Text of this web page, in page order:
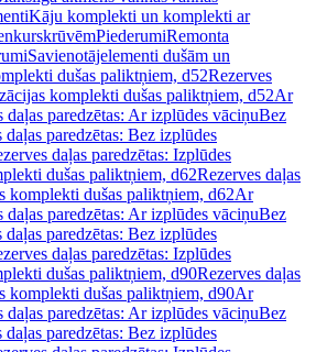
Kāju komplekti un komplekti ar
PiederumiRemonta
Savienotājelementi dušām un
dušas paliktņiem, d52Rezerves
komplekti dušas paliktņiem, d52Ar
daļas paredzētas: Ar izplūdes vāciņuBez
daļas paredzētas: Bez izplūdes
daļas paredzētas: Izplūdes
dušas paliktņiem, d62Rezerves daļas
komplekti dušas paliktņiem, d62Ar
daļas paredzētas: Ar izplūdes vāciņuBez
daļas paredzētas: Bez izplūdes
daļas paredzētas: Izplūdes
dušas paliktņiem, d90Rezerves daļas
komplekti dušas paliktņiem, d90Ar
daļas paredzētas: Ar izplūdes vāciņuBez
daļas paredzētas: Bez izplūdes